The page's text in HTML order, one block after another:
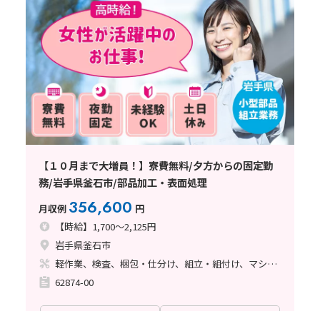
【１０月まで大増員！】寮費無料/夕方からの固定勤
務/岩手県釜石市/部品加工・表面処理
月収例 356,600 円
【時給】1,700～2,125円
岩手県釜石市
軽作業、検査、梱包・仕分け、組立・組付け、マシンオペレーター、立ち作業
62874-00